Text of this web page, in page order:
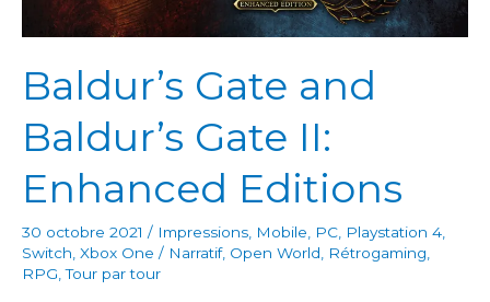
Baldur’s Gate and
Baldur’s Gate II:
Enhanced Editions
30 octobre 2021 / Impressions Mobile PC Playstation 4
Switch Xbox One / Narratif, Open World Rétrogaming
RPG ,Tour par tour